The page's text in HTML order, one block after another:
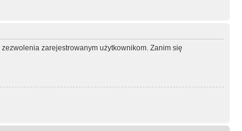
zarejestrowanym użytkownikom. Zanim się